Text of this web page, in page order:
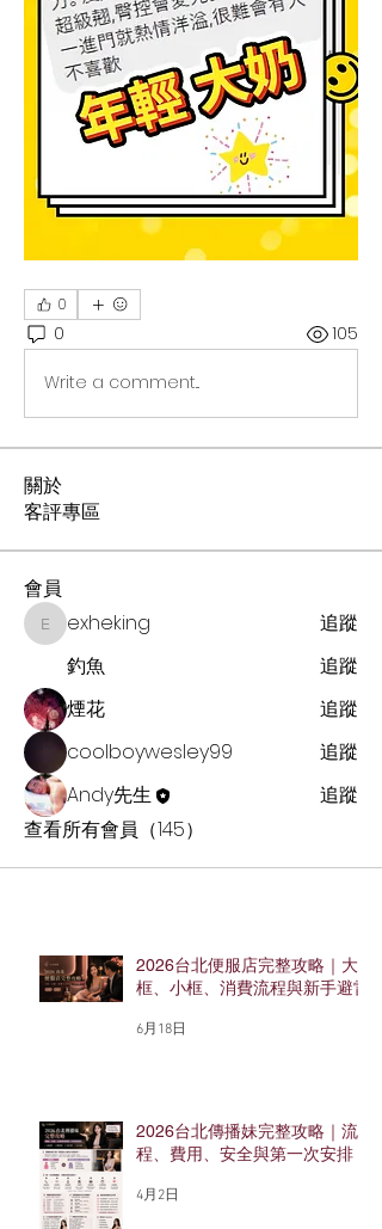
0
0 105
Write a comment...
關於
客評專區
會員
exheking
exheking
追蹤
釣魚
追蹤
煙花
追蹤
coolboywesley99
追蹤
Andy先生
追蹤
查看所有會員（145）
2026台北便服店完整攻略｜大
框、小框、消費流程與新手避雷
6月18日
2026台北傳播妹完整攻略｜流
程、費用、安全與第一次安排
4月2日